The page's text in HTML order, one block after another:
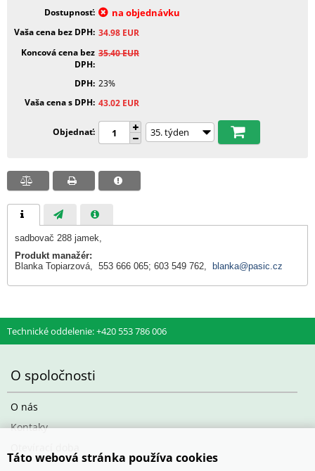
Dostupnosť
na objednávku
Vaša cena bez DPH 34.98 EUR
Koncová cena bez
DPH
35.40EUR
DPH 23%
Vaša cena s DPH 43.02 EUR
Objednať
sadbovač 288 jamek,
Produkt manažér:
Blanka Topiarzová, 553 666 065; 603 549 762,
blanka@pasic.cz
Technické oddelenie: +420 553 786 006
O spoločnosti
O nás
Kontaky
Táto webová stránka používa cookies